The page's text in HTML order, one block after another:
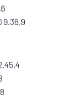
9.36,9